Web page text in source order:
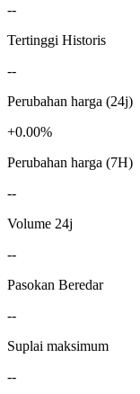
--
Tertinggi Historis
--
Perubahan harga (24j)
+0.00%
Perubahan harga (7H)
--
Volume 24j
--
Pasokan Beredar
--
Suplai maksimum
--